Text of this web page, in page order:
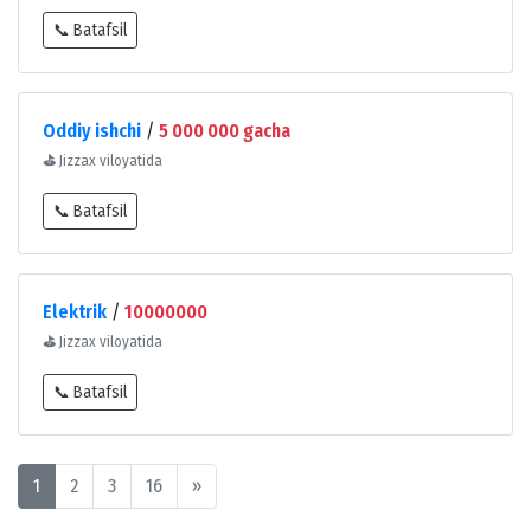
📞 Batafsil
Oddiy ishchi / 5 000 000 gacha
⛳ Jizzax viloyatida
📞 Batafsil
Elektrik / 10000000
⛳ Jizzax viloyatida
📞 Batafsil
1 2 3 16 »